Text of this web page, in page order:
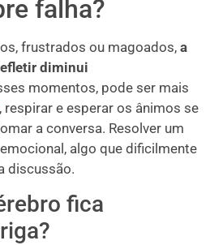
falha?
frustrados ou magoados, a
diminui
momentos, pode ser mais
, respirar e esperar os ânimos se
a conversa. Resolver um
algo que dificilmente
discussão.
fica